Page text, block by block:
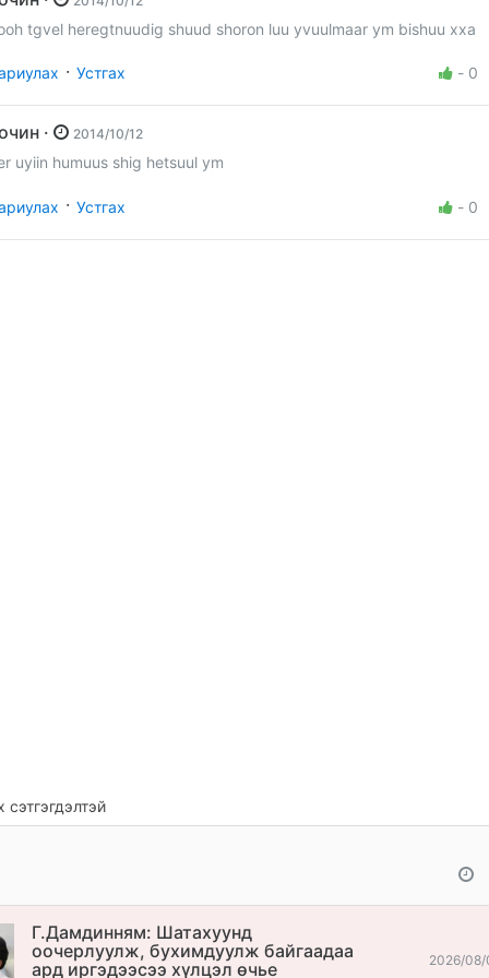
tgvel heregtnuudig shuud shoron luu yvuulmaar ym bishuu xxa
· Устгах - 0
Зочин · 2014/10/12
uyiin humuus shig hetsuul ym
· Устгах - 0
Г.Дамдинням: Шатахуунд
оочерлуулж, бухимдуулж байгаадаа
ард иргэдээсээ хүлцэл өчье
2026/08/